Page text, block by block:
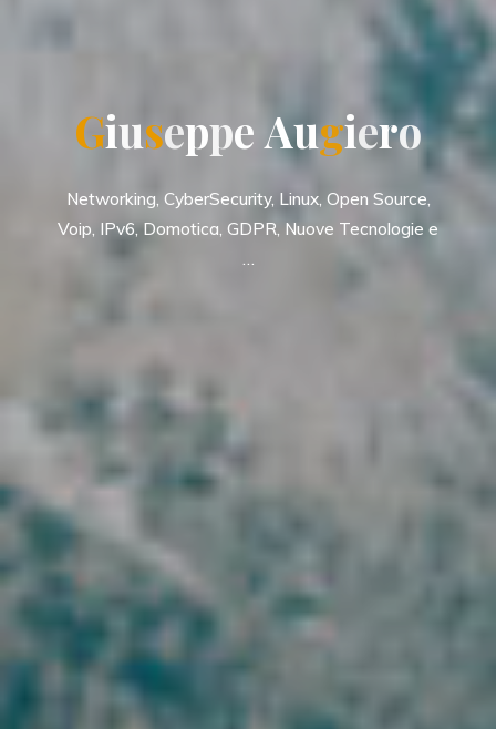
GiuseppeAu
ugie
ero
Networking, CyberSecurity, Linux, Open Source,
Voip, IPv6, Domotica, GDPR, Nuove Tecnologie e
…